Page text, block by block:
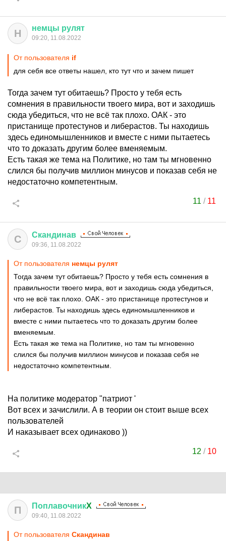
Н немцы рулят
09:20, 11.08.2022
От пользователя if
для себя все ответы нашел, кто тут что и зачем пишет
Тогда зачем тут обитаешь? Просто у тебя есть
сомнения в правильности твоего мира, вот и заходишь
сюда убедиться, что не всё так плохо. ОАК - это
пристанище протестунов и либерастов. Ты находишь
здесь единомышленников и вместе с ними пытаетесь
что то доказать другим более вменяемым.
Есть такая же тема на Политике, но там ты мгновенно
слился бы получив миллион минусов и показав себя не
недостаточно компетентным.
11 / 11
С Скандинав
09:36, 11.08.2022
От пользователя немцы рулят
Тогда зачем тут обитаешь? Просто у тебя есть сомнения в
правильности твоего мира, вот и заходишь сюда убедиться,
что не всё так плохо. ОАК - это пристанище протестунов и
либерастов. Ты находишь здесь единомышленников и
вместе с ними пытаетесь что то доказать другим более
вменяемым.
Есть такая же тема на Политике, но там ты мгновенно
слился бы получив миллион минусов и показав себя не
недостаточно компетентным.
На политике модератор "патриот '
Вот всех и зачислили. А в теории он стоит выше всех
пользователей
И наказывает всех одинаково ))
12 / 10
П ПоплавочникX
09:40, 11.08.2022
От пользователя Скандинав